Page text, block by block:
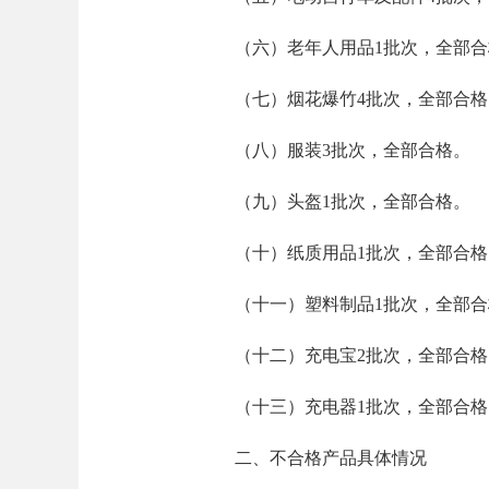
（六）老年人用品1批次，全部合
（七）烟花爆竹4批次，全部合格
（八）服装3批次，全部合格。
（九）头盔1批次，全部合格。
（十）纸质用品1批次，全部合格
（十一）塑料制品1批次，全部合
（十二）充电宝2批次，全部合格
（十三）充电器1批次，全部合格
二、不合格产品具体情况